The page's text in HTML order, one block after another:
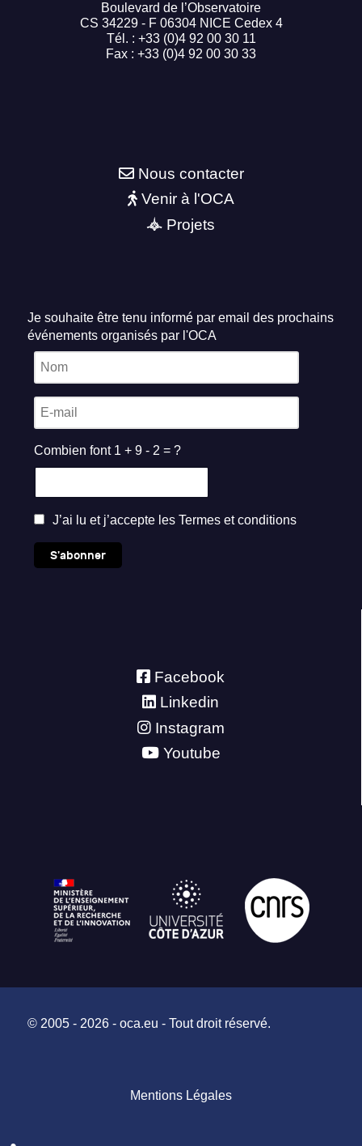
Boulevard de l’Observatoire
CS 34229 - F 06304 NICE Cedex 4
Tél. : +33 (0)4 92 00 30 11
Fax : +33 (0)4 92 00 30 33
Nous contacter
Venir à l'OCA
Projets
Je souhaite être tenu informé par email des prochains
événements organisés par l'OCA
Combien font 1 + 9 - 2 = ?
J’ai lu et j’accepte les Termes et conditions
S'abonner
Facebook
Linkedin
Instagram
Youtube
© 2005 - 2026 - oca.eu - Tout droit réservé.
Mentions Légales